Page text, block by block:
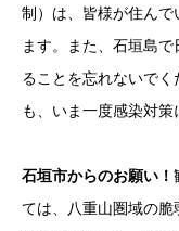
制）は、皆様が住んで
ます。また、石垣島
ることを忘れないで
も、いま一度感染対策
石垣市からのお願い！
ては、八重山圏域の